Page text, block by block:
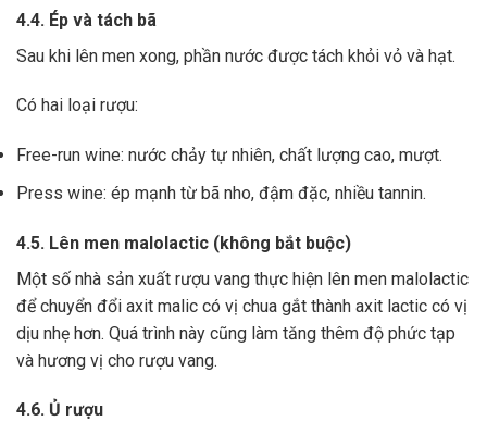
4.4. Ép và tách bã
Sau khi lên men xong, phần nước được tách khỏi vỏ và hạt.
Có hai loại rượu:
Free-run wine: nước chảy tự nhiên, chất lượng cao, mượt.
Press wine: ép mạnh từ bã nho, đậm đặc, nhiều tannin.
4.5. Lên men malolactic (không bắt buộc)
Một số nhà sản xuất rượu vang thực hiện lên men malolactic
để chuyển đổi axit malic có vị chua gắt thành axit lactic có vị
dịu nhẹ hơn. Quá trình này cũng làm tăng thêm độ phức tạp
và hương vị cho rượu vang.
4.6. Ủ rượu